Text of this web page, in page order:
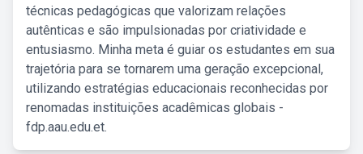
técnicas pedagógicas que valorizam relações
autênticas e são impulsionadas por criatividade e
entusiasmo. Minha meta é guiar os estudantes em sua
trajetória para se tornarem uma geração excepcional,
utilizando estratégias educacionais reconhecidas por
renomadas instituições acadêmicas globais -
fdp.aau.edu.et.